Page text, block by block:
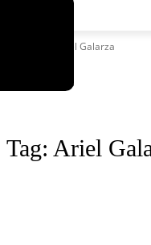
Ariel Galarza
Tag: Ariel